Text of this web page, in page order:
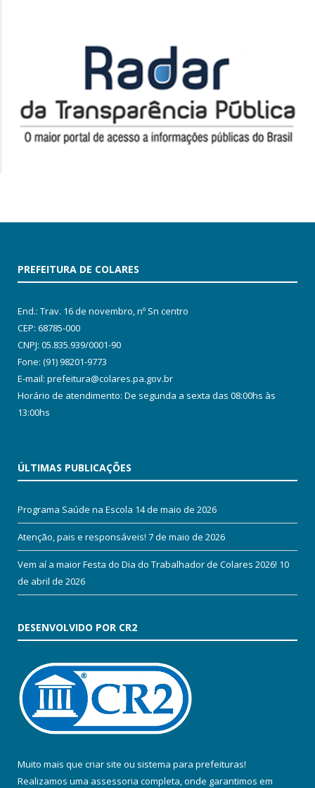
PREFEITURA DE COLARES
End.: Trav. 16 de novembro, nº Sn centro
CEP: 68785-000
CNPJ: 05.835.939/0001-90
Fone: (91) 98201-9773
E-mail: prefeitura@colares.pa.gov.br
Horário de atendimento: De segunda a sexta das 08:00hs às
13:00hs
ÚLTIMAS PUBLICAÇÕES
Programa Saúde na Escola 14 de maio de 2026
Atenção, pais e responsáveis! 7 de maio de 2026
Vem aí a maior Festa do Dia do Trabalhador de Colares 2026! 10
de abril de 2026
DESENVOLVIDO POR CR2
Muito mais que criar site ou sistema para prefeituras!
Realizamos uma assessoria completa, onde garantimos em